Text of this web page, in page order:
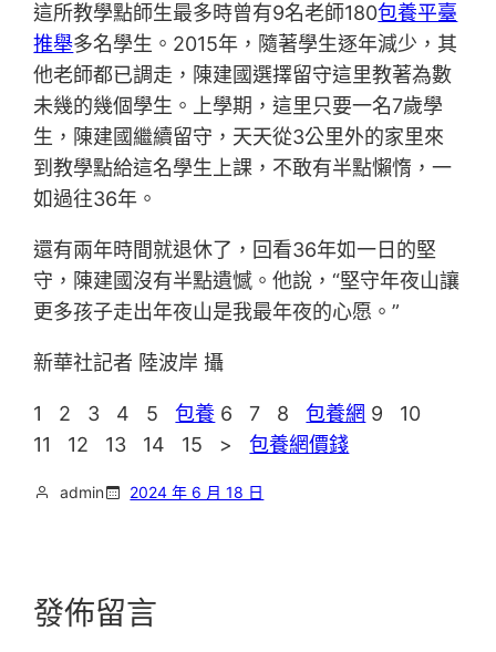
這所教學點師生最多時曾有9名老師180包養平臺
推舉多名學生。2015年，隨著學生逐年減少，其
他老師都已調走，陳建國選擇留守這里教著為數
未幾的幾個學生。上學期，這里只要一名7歲學
生，陳建國繼續留守，天天從3公里外的家里來
到教學點給這名學生上課，不敢有半點懶惰，一
如過往36年。
還有兩年時間就退休了，回看36年如一日的堅
守，陳建國沒有半點遺憾。他說，“堅守年夜山讓
更多孩子走出年夜山是我最年夜的心愿。”
新華社記者 陸波岸 攝
1 2 3 4 5包養 6 7 8包養網 9 10
11 12 13 14 15 >包養網價錢
admin 2024 年 6 月 18 日
發佈留言